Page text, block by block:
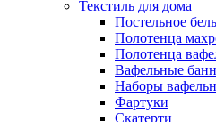
Текстиль для дома
Постельное
Полотенца
Полотенца
Вафельные
Наборы
Фартуки
Скатерти